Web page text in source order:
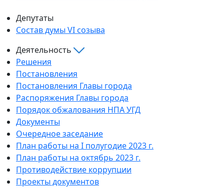
Депутаты
Состав думы VI созыва
Деятельность
Решения
Постановления
Постановления Главы города
Распоряжения Главы города
Порядок обжалования НПА УГД
Документы
Очередное заседание
План работы на I полугодие 2023 г.
План работы на октябрь 2023 г.
Противодействие коррупции
Проекты документов